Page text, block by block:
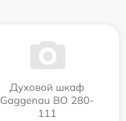
Духовой шкаф
Gaggenau BO 280-
111